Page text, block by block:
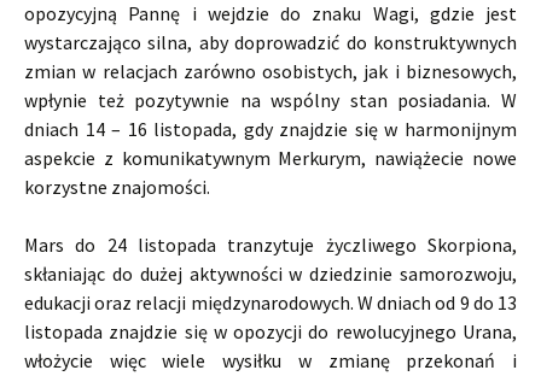
opozycyjną Pannę i wejdzie do znaku Wagi, gdzie jest
wystarczająco silna, aby doprowadzić do konstruktywnych
zmian w relacjach zarówno osobistych, jak i biznesowych,
wpłynie też pozytywnie na wspólny stan posiadania. W
dniach 14 – 16 listopada, gdy znajdzie się w harmonijnym
aspekcie z komunikatywnym Merkurym, nawiążecie nowe
korzystne znajomości.
Mars do 24 listopada tranzytuje życzliwego Skorpiona,
skłaniając do dużej aktywności w dziedzinie samorozwoju,
edukacji oraz relacji międzynarodowych. W dniach od 9 do 13
listopada znajdzie się w opozycji do rewolucyjnego Urana,
włożycie więc wiele wysiłku w zmianę przekonań i